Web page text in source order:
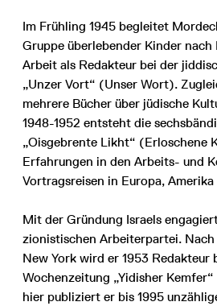
Im Frühling 1945 begleitet
Gruppe überlebender Kinder
Arbeit als Redakteur bei der
„Unzer Vort“ (Unser Wort).
mehrere Bücher über jüdische
1948-1952 entsteht die
„Oisgebrente Likht“ (Erloschene
Erfahrungen in den Arbeits- und
Vortragsreisen in Europa, Amerika
Mit der Gründung Israels
zionistischen Arbeiterpartei.
New York wird er 1953 Redakteur
Wochenzeitung „Yidisher
hier publiziert er bis 1995